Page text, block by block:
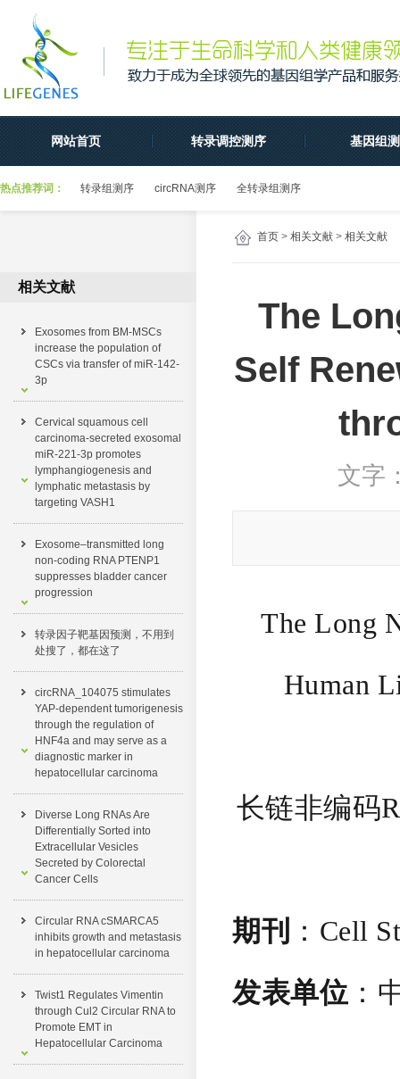
网站首页 转录调控测序 基因组
热点推荐词： 转录组测序 circRNA测序 全转录组测序
首页 > 相关文献 > 相关文献
相关文献
Exosomes from BM-MSCs
increase the population of
CSCs via transfer of miR-142-
3p
Cervical squamous cell
carcinoma-secreted exosomal
miR-221-3p promotes
lymphangiogenesis and
lymphatic metastasis by
targeting VASH1
Exosome–transmitted long
non-coding RNA PTENP1
suppresses bladder cancer
progression
转录因子靶基因预测，不用到
处搜了，都在这了​
circRNA_104075 stimulates
YAP-dependent tumorigenesis
through the regulation of
HNF4a and may serve as a
diagnostic marker in
hepatocellular carcinoma
Diverse Long RNAs Are
Differentially Sorted into
Extracellular Vesicles
Secreted by Colorectal
Cancer Cells
Circular RNA cSMARCA5
inhibits growth and metastasis
in hepatocellular carcinoma
Twist1 Regulates Vimentin
through Cul2 Circular RNA to
Promote EMT in
Hepatocellular Carcinoma
The
Self
文字
The Long
Human
长链非编码
期刊
：Cell
发表单位 ：